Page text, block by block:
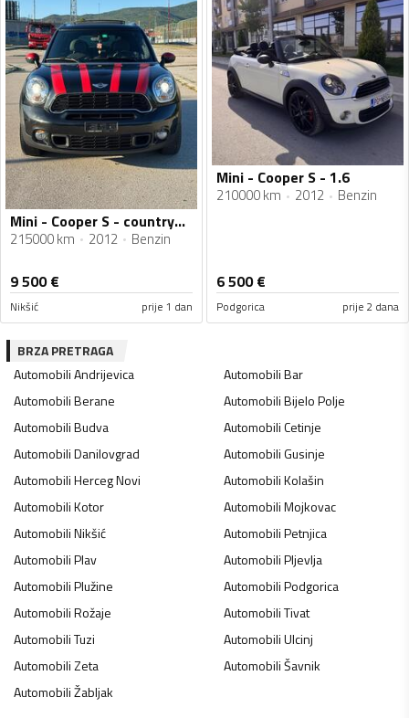
Mini - Cooper S - countryman cooper s
215000 km 2012 Benzin
9 500€
Nikšić prije 1 dan
Mini - Cooper S - 1.6
210000 km 2012 Benzin
6 500€
Podgorica prije 2 dana
BRZA PRETRAGA
AutomobiliAndrijevica AutomobiliBar
AutomobiliBerane AutomobiliBijelo Polje
AutomobiliBudva AutomobiliCetinje
AutomobiliDanilovgrad AutomobiliGusinje
AutomobiliHerceg Novi AutomobiliKolašin
AutomobiliKotor AutomobiliMojkovac
AutomobiliNikšić AutomobiliPetnjica
AutomobiliPlav AutomobiliPljevlja
AutomobiliPlužine AutomobiliPodgorica
AutomobiliRožaje AutomobiliTivat
AutomobiliTuzi AutomobiliUlcinj
AutomobiliZeta AutomobiliŠavnik
AutomobiliŽabljak